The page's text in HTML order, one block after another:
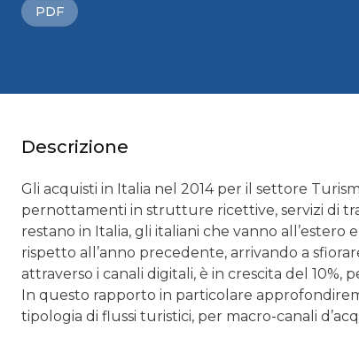
PDF
Descrizione
Gli acquisti in Italia nel 2014 per il settore
pernottamenti in strutture ricettive, servizi di
restano in Italia, gli italiani che vanno
rispetto all’anno precedente, arrivando a
attraverso i canali digitali, è in crescita del 10%,
In questo rapporto in particolare
tipologia di flussi turistici, per macro-canali